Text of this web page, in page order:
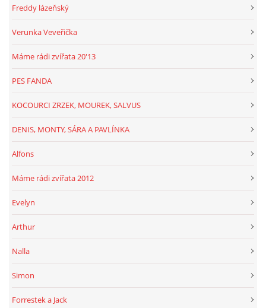
Freddy lázeňský
Verunka Veveřička
Máme rádi zvířata 20'13
PES FANDA
KOCOURCI ZRZEK, MOUREK, SALVUS
DENIS, MONTY, SÁRA A PAVLÍNKA
Alfons
Máme rádi zvířata 2012
Evelyn
Arthur
Nalla
Simon
Forrestek a Jack